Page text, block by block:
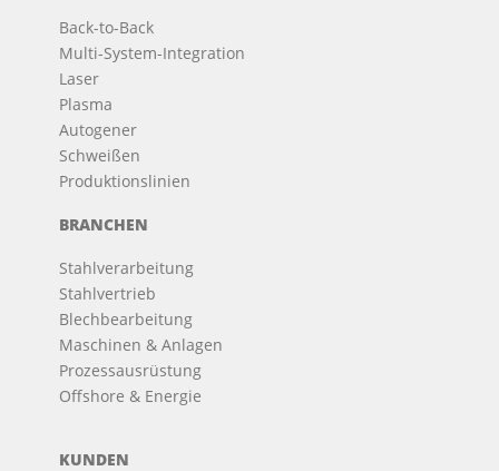
Back-to-Back
Multi-System-Integration
Laser
Plasma
Autogener
Schweißen
Produktionslinien
BRANCHEN
Stahlverarbeitung
Stahlvertrieb
Blechbearbeitung
Maschinen & Anlagen
Prozessausrüstung
Offshore & Energie
KUNDEN